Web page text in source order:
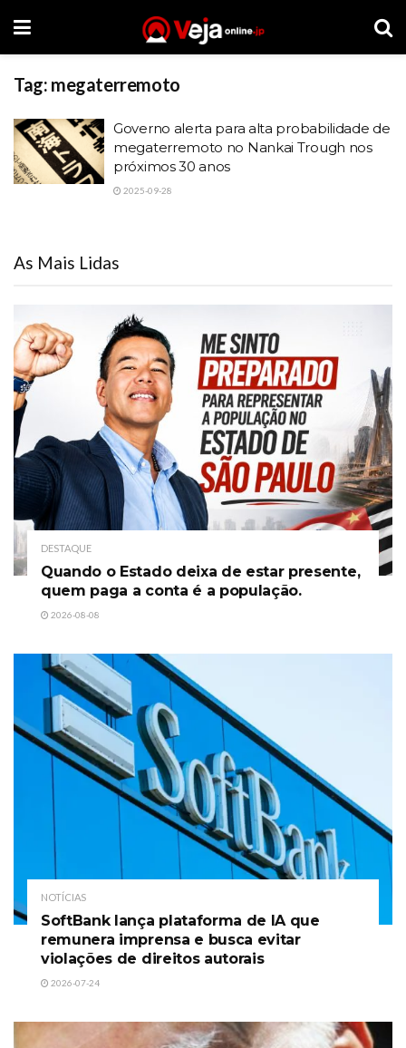
Tag: megaterremoto
Governo alerta para alta probabilidade de
megaterremoto no Nankai Trough nos
próximos 30 anos
2025-09-28
As Mais Lidas
DESTAQUE
Quando o Estado deixa de estar presente,
quem paga a conta é a população.
2026-08-08
NOTÍCIAS
SoftBank lança plataforma de IA que
remunera imprensa e busca evitar
violações de direitos autorais
2026-07-24